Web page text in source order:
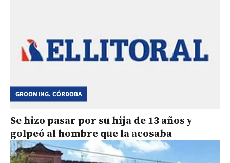
GROOMING. CÓRDOBA
Se hizo pasar por su hija de 13 años y
golpeó al hombre que la acosaba